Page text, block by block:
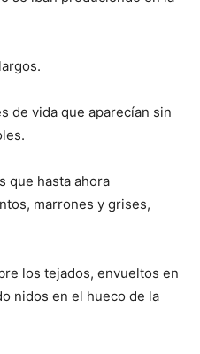
de vida que aparecían sin
que hasta ahora
marrones y grises,
los tejados, envueltos en
nidos en el hueco de la